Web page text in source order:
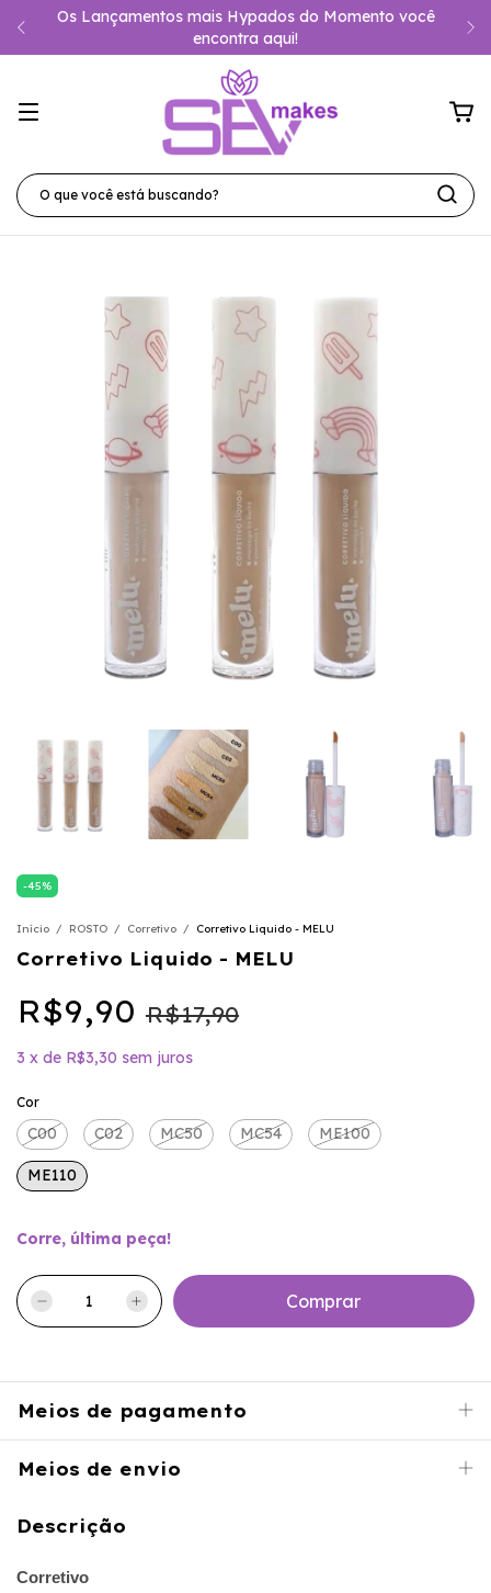
Os Lançamentos mais Hypados do Momento você
encontra aqui!
-45%
Início / ROSTO / Corretivo / Corretivo Liquido - MELU
Corretivo Liquido - MELU
R$9,90 R$17,90
3 x de R$3,30 sem juros
Cor
C00 C02 MC50 MC54 ME100
ME110
Corre, última peça!
Meios de pagamento
Meios de envio
Descrição
Corretivo